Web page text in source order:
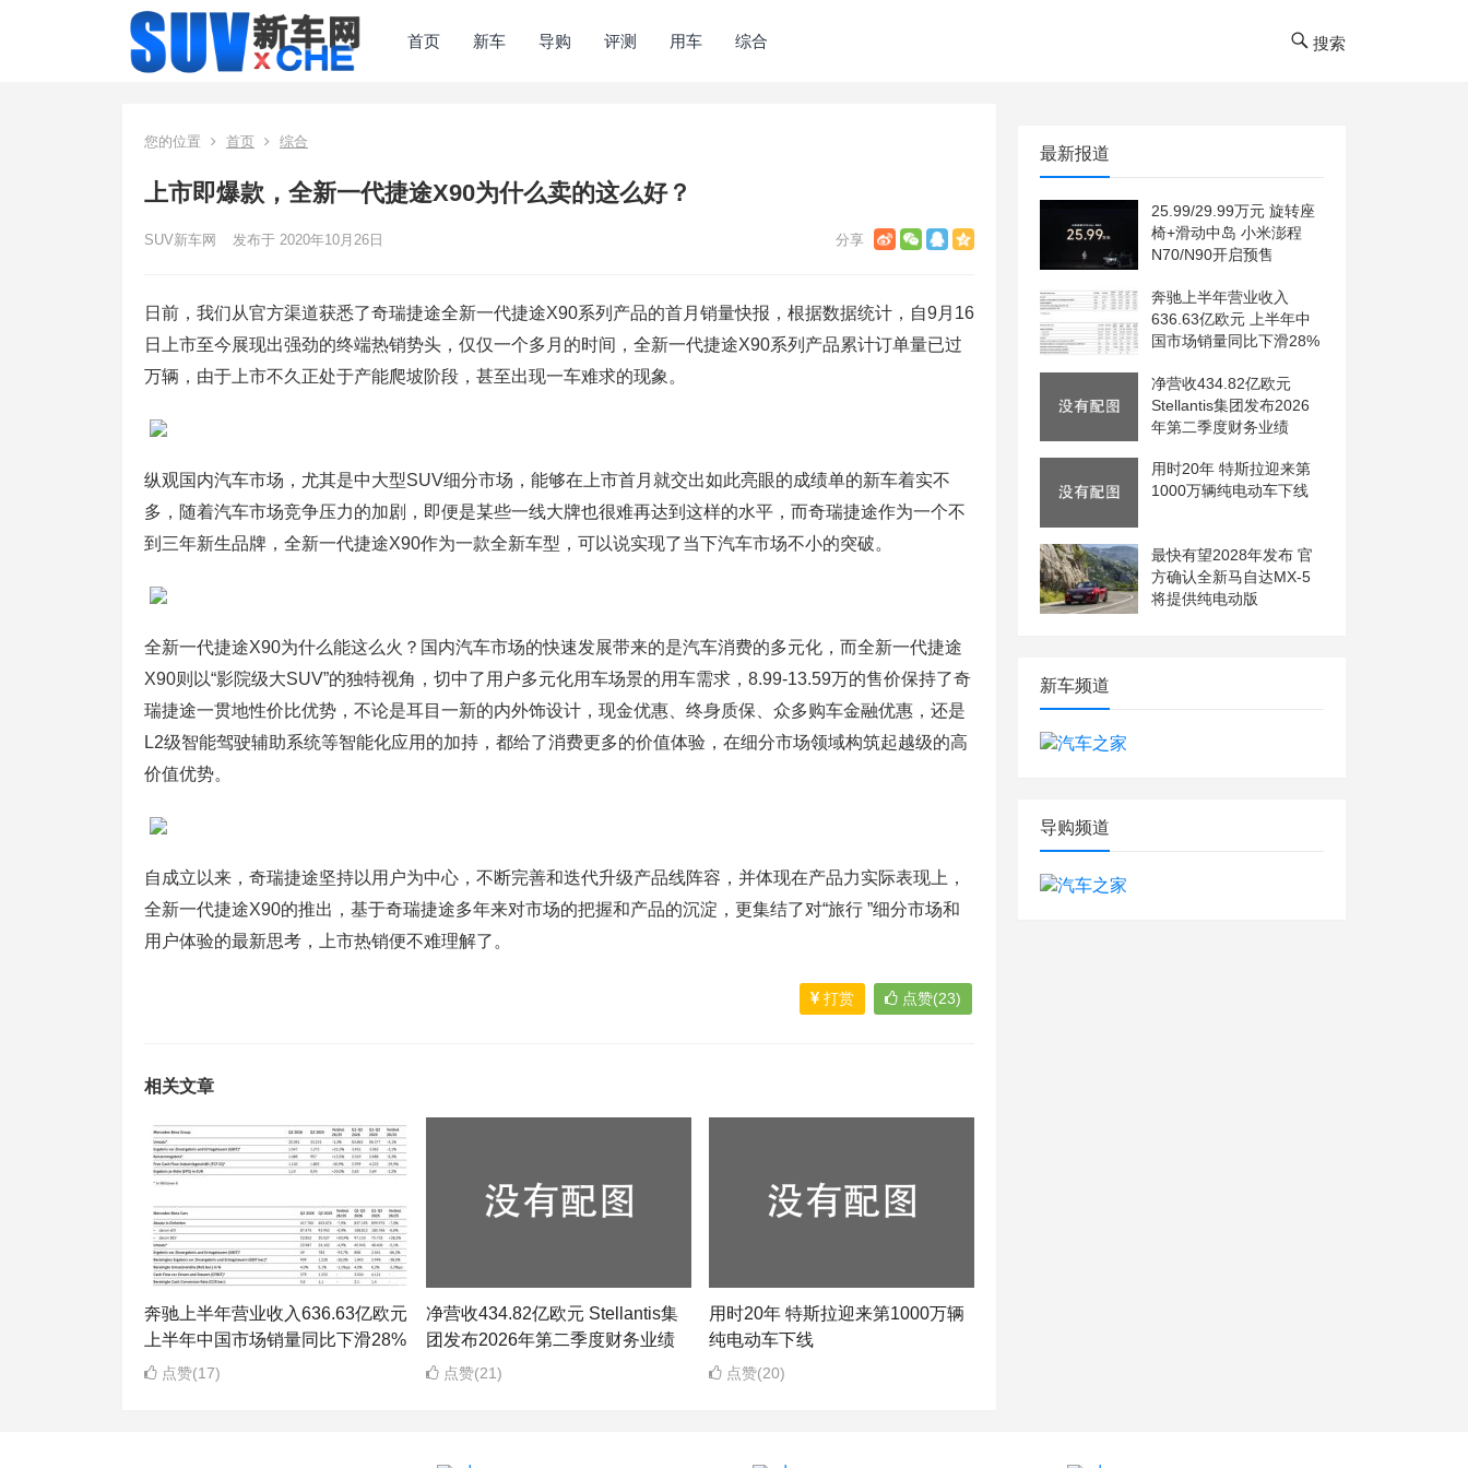
首页 新车 导购 评测 用车 综合 搜索
您的位置 首页 综合
上市即爆款，全新一代捷途X90为什么卖的这么好？
SUV新车网 发布于 2020年10月26日
日前，我们从官方渠道获悉了奇瑞捷途全新一代捷途X90系列产品的首月销量快报，根据数据统计，自9月16
日上市至今展现出强劲的终端热销势头，仅仅一个多月的时间，全新一代捷途X90系列产品累计订单量已过
万辆，由于上市不久正处于产能爬坡阶段，甚至出现一车难求的现象。
纵观国内汽车市场，尤其是中大型SUV细分市场，能够在上市首月就交出如此亮眼的成绩单的新车着实不
多，随着汽车市场竞争压力的加剧，即便是某些一线大牌也很难再达到这样的水平，而奇瑞捷途作为一个不
到三年新生品牌，全新一代捷途X90作为一款全新车型，可以说实现了当下汽车市场不小的突破。
全新一代捷途X90为什么能这么火？国内汽车市场的快速发展带来的是汽车消费的多元化，而全新一代捷途
X90则以“影院级大SUV”的独特视角，切中了用户多元化用车场景的用车需求，8.99-13.59万的售价保持了奇
瑞捷途一贯地性价比优势，不论是耳目一新的内外饰设计，现金优惠、终身质保、众多购车金融优惠，还是
L2级智能驾驶辅助系统等智能化应用的加持，都给了消费更多的价值体验，在细分市场领域构筑起越级的高
价值优势。
自成立以来，奇瑞捷途坚持以用户为中心，不断完善和迭代升级产品线阵容，并体现在产品力实际表现上，
全新一代捷途X90的推出，基于奇瑞捷途多年来对市场的把握和产品的沉淀，更集结了对“旅行 ”细分市场和
用户体验的最新思考，上市热销便不难理解了。
打赏 点赞(23)
相关文章
奔驰上半年营业收入636.63亿欧元
上半年中国市场销量同比下滑28%
点赞(17)
净营收434.82亿欧元 Stellantis集
团发布2026年第二季度财务业绩
点赞(21)
用时20年 特斯拉迎来第1000万辆
纯电动车下线
点赞(20)
最新报道
25.99/29.99万元 旋转座
椅+滑动中岛 小米澎程
N70/N90开启预售
奔驰上半年营业收入
636.63亿欧元 上半年中
国市场销量同比下滑28%
净营收434.82亿欧元
Stellantis集团发布2026
年第二季度财务业绩
用时20年 特斯拉迎来第
1000万辆纯电动车下线
最快有望2028年发布 官
方确认全新马自达MX-5
将提供纯电动版
新车频道
导购频道